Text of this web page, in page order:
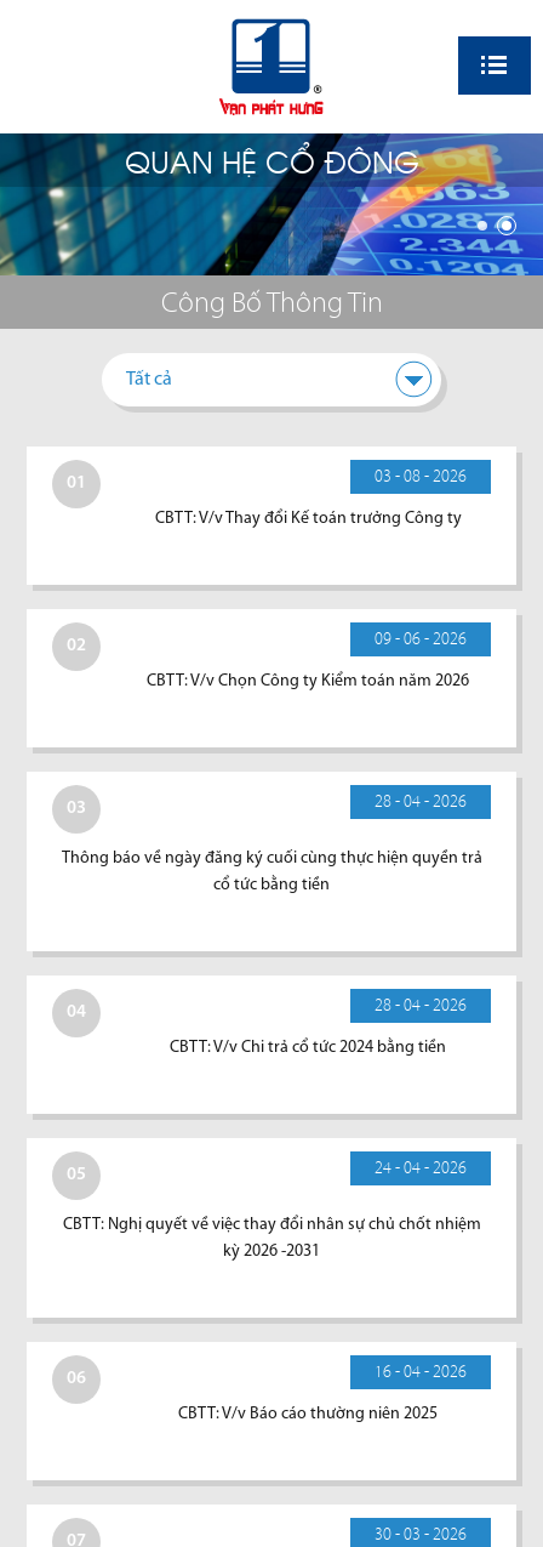
QUAN HỆ CỔ ĐÔNG
Công Bố Thông Tin
Tất cả
01 03 - 08 - 2026
CBTT: V/v Thay đổi Kế toán trưởng Công ty
02 09 - 06 - 2026
CBTT: V/v Chọn Công ty Kiểm toán năm 2026
03 28 - 04 - 2026
Thông báo về ngày đăng ký cuối cùng thực hiện quyền trả
cổ tức bằng tiền
04 28 - 04 - 2026
CBTT: V/v Chi trả cổ tức 2024 bằng tiền
05 24 - 04 - 2026
CBTT: Nghị quyết về việc thay đổi nhân sự chủ chốt nhiệm
kỳ 2026 -2031
06 16 - 04 - 2026
CBTT: V/v Báo cáo thường niên 2025
07 30 - 03 - 2026